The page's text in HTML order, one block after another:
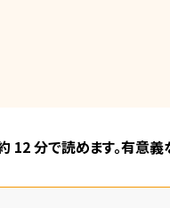
12 分で読めます。有意義